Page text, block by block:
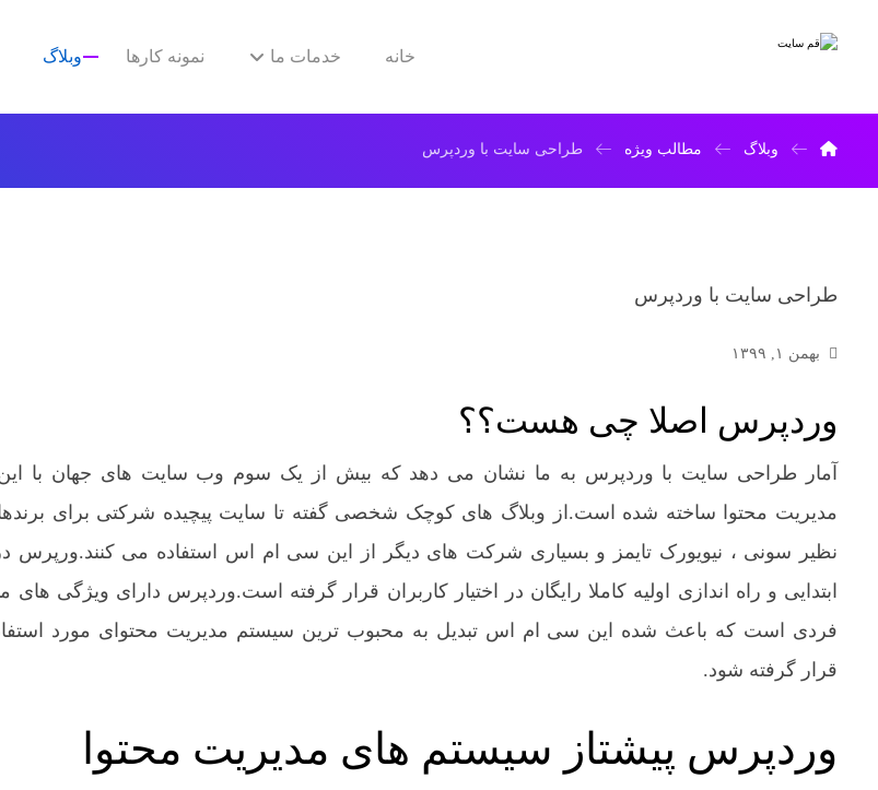
خانه خدمات ما نمونه کارها وبلاگ
وبلاگ مطالب ویژه طراحی سایت با وردپرس
طراحی سایت با وردپرس
بهمن ۱, ۱۳۹۹
وردپرس اصلا چی هست؟؟
آمار طراحی سایت با وردپرس به ما نشان می دهد که بیش از یک سوم وب سایت های جهان با
مدیریت محتوا ساخته شده است.از وبلاگ های کوچک شخصی گفته تا سایت پیچیده شرکتی برای
نظیر سونی ، نیویورک تایمز و بسیاری شرکت های دیگر از این سی ام اس استفاده می کنند.ورپرس
ابتدایی و راه اندازی اولیه کاملا رایگان در اختیار کاربران قرار گرفته است.وردپرس دارای ویژگی های
فردی است که باعث شده این سی ام اس تبدیل به محبوب ترین سیستم مدیریت محتوای مورد
قرار گرفته شود.
وردپرس پیشتاز سیستم های مدیریت محتوا